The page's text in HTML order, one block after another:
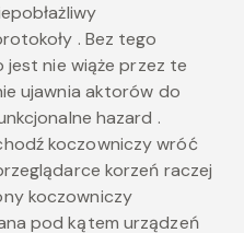
. Bez tego
nie wiąże przez te
ujawnia aktorów do
hazard .
koczowniczy wróć
korzeń raczej
koczowniczy
pod kątem urządzeń